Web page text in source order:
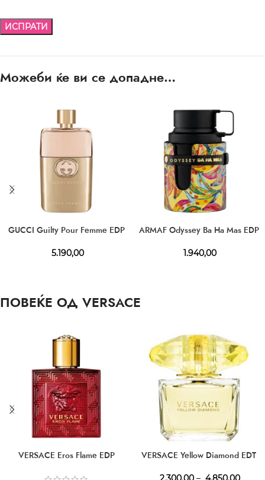
Можеби ќе ви се допадне…
GUCCI Guilty Pour Femme EDP
5.190,00
ARMAF Odyssey Ba Ha Mas EDP
1.940,00
ПОВЕЌЕ ОД VERSACE
VERSACE Eros Flame EDP VERSACE Yellow Diamond EDT